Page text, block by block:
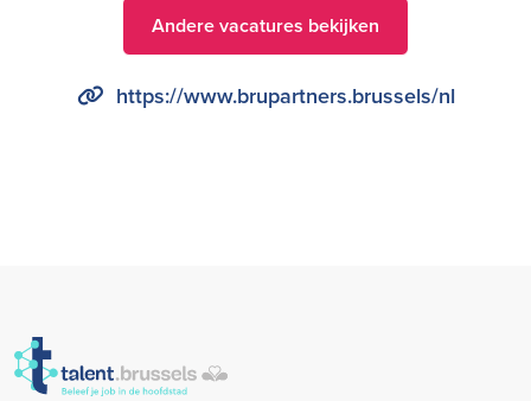
Andere vacatures bekijken
https://www.brupartners.brussels/nl